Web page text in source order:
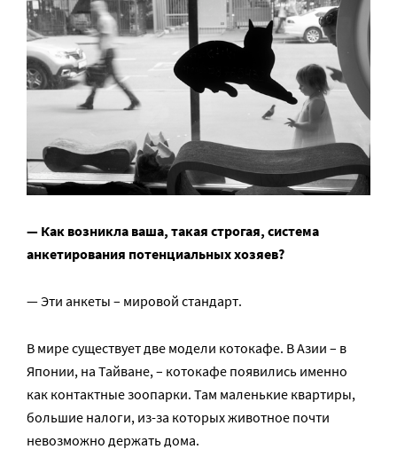
— Как возникла ваша, такая строгая, система
анкетирования потенциальных хозяев?
— Эти анкеты – мировой стандарт.
В мире существует две модели котокафе. В Азии – в
Японии, на Тайване, – котокафе появились именно
как контактные зоопарки. Там маленькие квартиры,
большие налоги, из-за которых животное почти
невозможно держать дома.